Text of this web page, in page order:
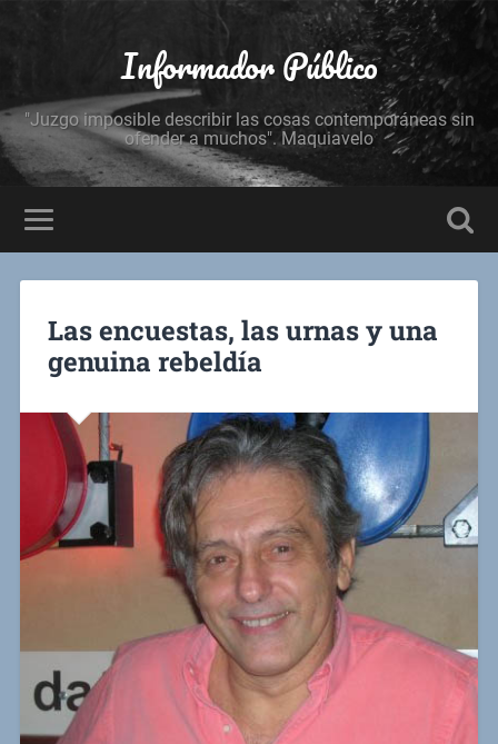
Informador Público
"Juzgo imposible describir las cosas contemporáneas sin
ofender a muchos". Maquiavelo
Las encuestas, las urnas y una
genuina rebeldía